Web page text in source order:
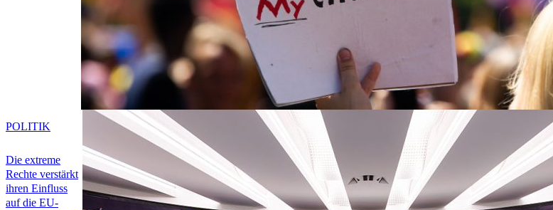
Die extreme
Rechte verstärkt
ihren Einfluss
auf die EU-
POLITIK